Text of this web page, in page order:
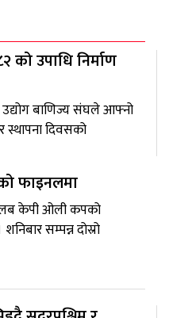
को उपाधि निर्माण
बाणिज्य संघले आफ्नो
स्थापना दिवसको
फाइनलमा
केपी ओली कपको
सम्पन्न दोस्रो